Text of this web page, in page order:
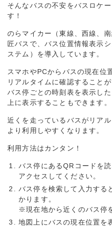
そんなバスの不安をバスロケ
す！
のらマイカー（東線、西線、
匠バスで、バス位置情報表示
ステム）を導入しています。
スマホやPCからバスの現在位
リアルタイムに確認することが
バス停ごとの時刻表を表示し
上に表示することもできます。
近くを走っているバスがリア
より利用しやすくなります。
利用方法はカンタン！
バス停にあるQRコードを
アクセスしてください。
バス停を検索して入力する
かります。
※現在地から近くのバス停
地図上にバスの現在位置を